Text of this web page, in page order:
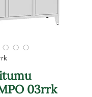
03rrk